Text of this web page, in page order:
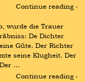
Continue reading ›
wurde die Trauer
De Dichter
Güte. Der Richter
seine Klugheit. Der
…
Continue reading ›